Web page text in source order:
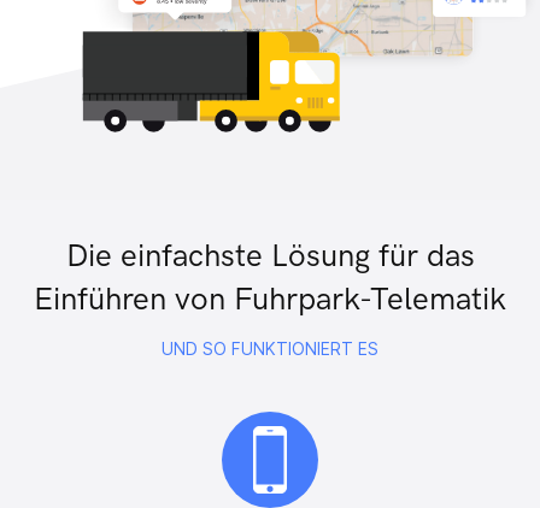
Die einfachste Lösung für das
Einführen von Fuhrpark-Telematik
UND SO FUNKTIONIERT ES